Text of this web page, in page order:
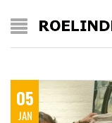
05
JAN